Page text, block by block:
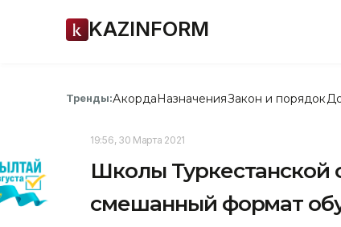
KAZINFORM
Тренды:АкордаНазначенияЗакон и порядок
19:56, 30 Марта 2021
Школы Туркестанской
смешанный формат